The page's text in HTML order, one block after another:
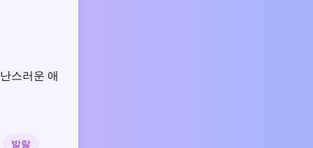
스러운 애
발랄